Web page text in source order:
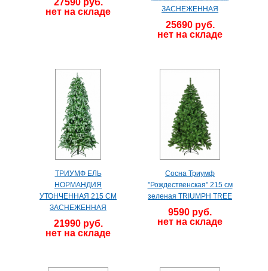
27590 руб.
нет на складе
ЗАСНЕЖЕННАЯ
25690 руб.
нет на складе
ТРИУМФ ЕЛЬ
НОРМАНДИЯ
УТОНЧЕННАЯ 215 СМ
ЗАСНЕЖЕННАЯ
21990 руб.
нет на складе
Сосна Триумф
"Рождественская" 215 см
зеленая TRIUMPH TREE
9590 руб.
нет на складе